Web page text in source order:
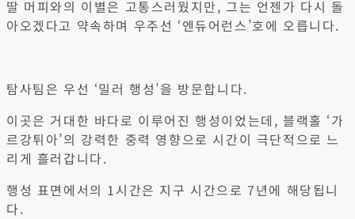
딸 머피와의 이별은 고통스러웠지만, 그는 언젠가 다시 돌
아오겠다고 약속하며 우주선 ‘엔듀어런스’호에 오릅니다.
탐사팀은 우선 ‘밀러 행성’을 방문합니다.
이곳은 거대한 바다로 이루어진 행성이었는데, 블랙홀 ‘가
르강튀아’의 강력한 중력 영향으로 시간이 극단적으로 느
리게 흘러갑니다.
행성 표면에서의 1시간은 지구 시간으로 7년에 해당됩니
다.